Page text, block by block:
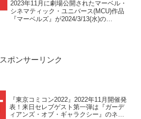
2023年11月に劇場公開されたマーベル・
シネマティック・ユニバース(MCU)作品
『マーベルズ』が2024/3/13(水)の
スポンサーリンク
『東京コミコン2022』2022年11月開催発
表！来日セレブゲスト第一弾は『ガーデ
ィアンズ・オブ・ギャラクシー』のネビ